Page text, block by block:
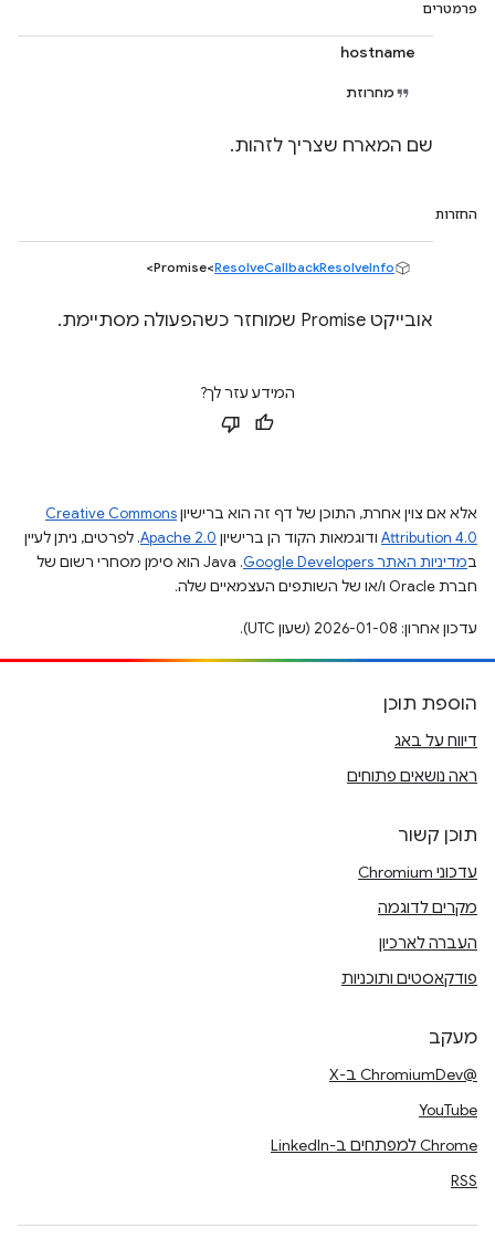
פרמטרים
hostname
מחרוזת
שם המארח שצריך לזהות.
החזרות
Promise<ResolveCallbackResolveInfo
>
אובייקט Promise שמוחזר כשהפעולה מסתיימת.
המידע עזר לך?
אלא אם צוין אחרת, התוכן של דף זה הוא ברישיוןCreative Commons
Attribution 4.0 ודוגמאות הקוד הן ברישיון Apache 2.0. לפרטים, ניתן לעיין
במדיניות האתר Google Developers‏
.‏ Java הוא סימן מסחרי רשום של
חברת Oracle ו/או של השותפים העצמאיים שלה.
עדכון אחרון: 2026-01-08 (שעון UTC).
הוספת תוכן
דיווח על באג
ראה נושאים פתוחים
תוכן קשור
עדכוני Chromium
מקרים לדוגמה
העברה לארכיון
פודקאסטים ותוכניות
מעקב
@ChromiumDev ב-X
YouTube
Chrome למפתחים ב-LinkedIn
RSS